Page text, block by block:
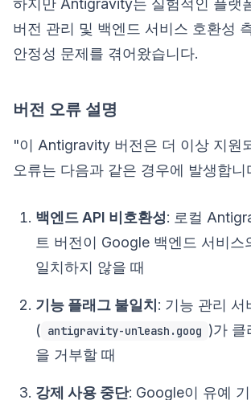
하지만 Antigravity는 실험적인 플랫
버전 관리 및 백엔드 서비스 호환성
안정성 문제를 겪어왔습니다.
버전 오류 설명
"이 Antigravity 버전은 더 이상 지원
오류는 다음과 같은 경우에 발생합니
백엔드 API 비호환성: 로컬
트 버전이 Google 백엔드 서비스
일치하지 않을 때
기능 플래그 불일치 : 기능 관리 서
( antigravity-unleash.goog )가 클
을 거부할 때
강제 사용 중단: Google이 유예